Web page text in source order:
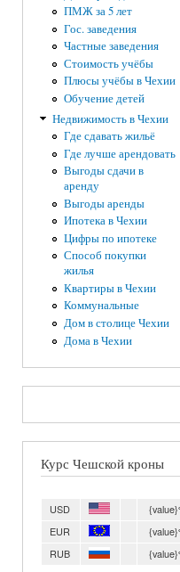
ПМЖ за 5 лет
Гос. заведения
Частные заведения
Стоимость учёбы
Плюсы учёбы в Чехии
Обучение детей
Недвижимость в Чехии
Где сдавать жильё
Где лучше арендовать
Выгоды сдачи в
аренду
Выгоды аренды
Ипотека в Чехии
Цифры по ипотеке
Способ покупки
жилья
Квартиры в Чехии
Коммунальные
Дом в столице Чехии
Дома в Чехии
Курс Чешской кроны
USD
EUR
RUB